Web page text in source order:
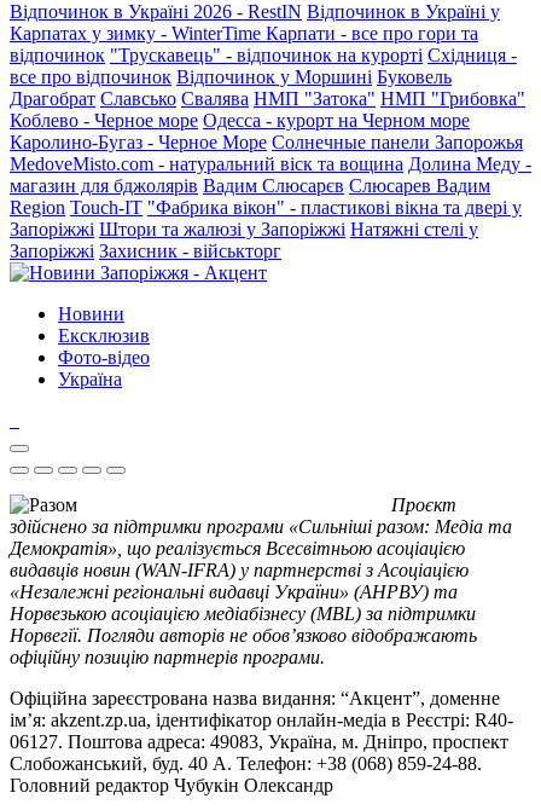
Відпочинок в Україні 2026 - RestIN Відпочинок в Україні у
Карпатах у зимку - WinterTime Карпати - все про гори та
відпочинок "Трускавець" - відпочинок на курорті Східниця -
все про відпочинок Відпочинок у Моршині Буковель
Драгобрат Славсько Свалява НМП "Затока" НМП "Грибовка"
Коблево - Черное море Одесса - курорт на Черном море
Каролино-Бугаз - Черное Море Солнечные панели Запорожья
MedoveMisto.com - натуральний віск та вощина Долина Меду -
магазин для бджолярів Вадим Слюсарєв Слюсарев Вадим
Region Touch-IT "Фабрика вікон" - пластикові вікна та двері у
Запоріжжі Штори та жалюзі у Запоріжжі Натяжні стелі у
Запоріжжі Захисник - військторг
Новини
Ексклюзив
Фото-відео
Україна
Проєкт
здійснено за підтримки програми «Сильніші разом: Медіа та
Демократія», що реалізується Всесвітньою асоціацією
видавців новин (WAN-IFRA) у партнерстві з Асоціацією
«Незалежні регіональні видавці України» (АНРВУ) та
Норвезькою асоціацією медіабізнесу (MBL) за підтримки
Норвегії. Погляди авторів не обов’язково відображають
офіційну позицію партнерів програми.
Офіційна зареєстрована назва видання: “Акцент”, доменне
ім’я: akzent.zp.ua, ідентифікатор онлайн-медіа в Реєстрі: R40-
06127. Поштова адреса: 49083, Україна, м. Дніпро, проспект
Слобожанський, буд. 40 А. Телефон: +38 (068) 859-24-88.
Головний редактор Чубукін Олександр